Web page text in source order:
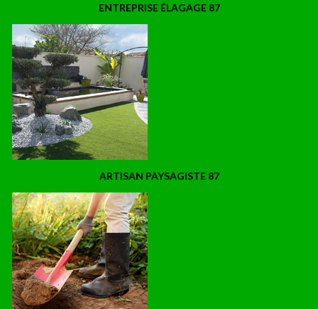
ENTREPRISE ÉLAGAGE 87
ARTISAN PAYSAGISTE 87